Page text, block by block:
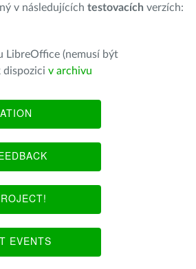
v následujících testovacích verzích:
LibreOffice (nemusí být
dispozici v archivu
EVENTS